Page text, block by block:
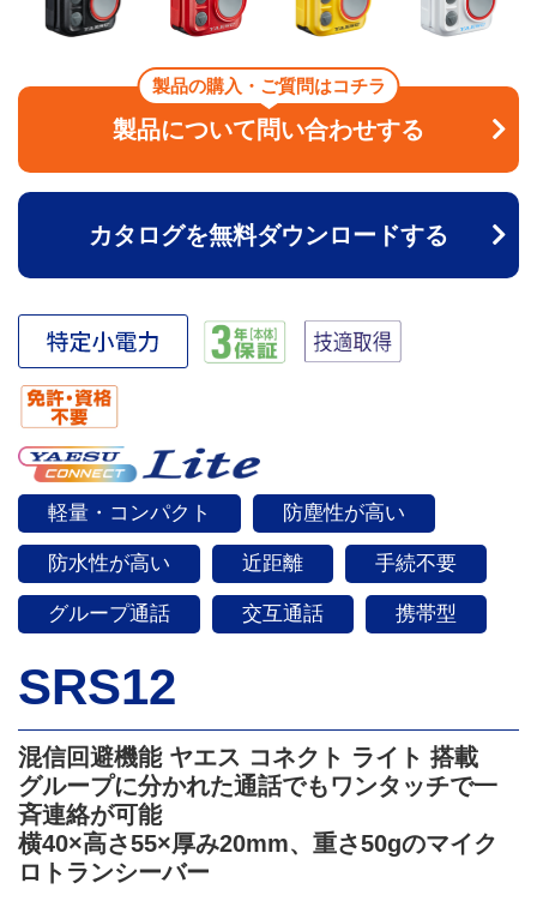
製品の購入・ご質問はコチラ
製品について問い合わせする
カタログを無料ダウンロードする
軽量・コンパクト 防塵性が高い
防水性が高い 近距離 手続不要
グループ通話 交互通話 携帯型
SRS12
混信回避機能 ヤエス コネクト ライト 搭載
グループに分かれた通話でもワンタッチで一
斉連絡が可能
横40×高さ55×厚み20mm、重さ50gのマイク
ロトランシーバー